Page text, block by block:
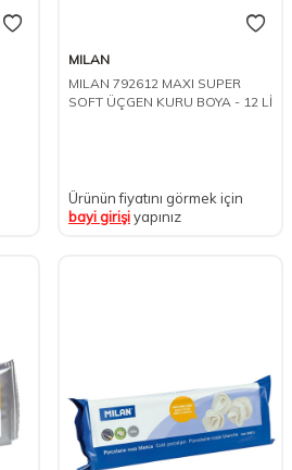
MILAN
MILAN 792612 MAXI SUPER
SOFT ÜÇGEN KURU BOYA - 12 Lİ
Ürünün fiyatını görmek için
bayi girişiyapınız